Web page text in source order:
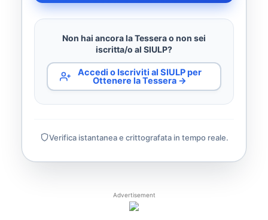
Non hai ancora la Tessera o non sei
iscritta/o al SIULP?
Accedi o Iscriviti al SIULP per
Ottenere la Tessera →
Verifica istantanea e crittografata in tempo reale.
Advertisement